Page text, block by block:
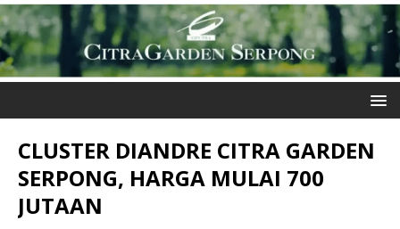
CLUSTER DIANDRE CITRA GARDEN
SERPONG, HARGA MULAI 700
JUTAAN